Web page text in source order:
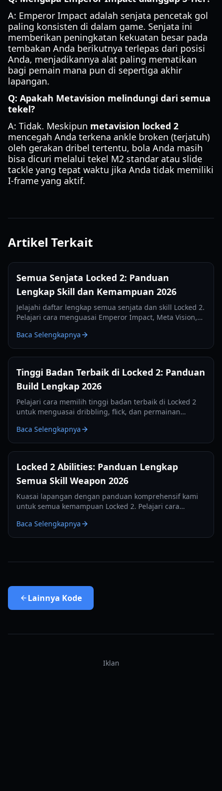
A: Emperor Impact adalah senjata pencetak gol
paling konsisten di dalam game. Senjata ini
memberikan peningkatan kekuatan besar pada
tembakan Anda berikutnya terlepas dari posisi
Anda, menjadikannya alat paling mematikan
bagi pemain mana pun di sepertiga akhir
lapangan.
Q: Apakah Metavision melindungi dari semua
tekel?
A: Tidak. Meskipun metavision locked 2
mencegah Anda terkena ankle broken (terjatuh)
oleh gerakan dribel tertentu, bola Anda masih
bisa dicuri melalui tekel M2 standar atau slide
tackle yang tepat waktu jika Anda tidak memiliki
I-frame yang aktif.
Artikel Terkait
Semua Senjata Locked 2: Panduan
Lengkap Skill dan Kemampuan 2026
Jelajahi daftar lengkap semua senjata dan skill Locked 2.
Pelajari cara menguasai Emperor Impact, Meta Vision,
2026 ini.
Baca Selengkapnya
Tinggi Badan Terbaik di Locked 2: Panduan
Build Lengkap 2026
Pelajari cara memilih tinggi badan terbaik di Locked 2
untuk menguasai dribbling, flick, dan permainan
untuk tahun 2026.
Baca Selengkapnya
Locked 2 Abilities: Panduan Lengkap
Semua Skill Weapon 2026
Kuasai lapangan dengan panduan komprehensif kami
untuk semua kemampuan Locked 2. Pelajari cara
untuk mendominasi permainan.
Baca Selengkapnya
Lainnya Kode
Iklan